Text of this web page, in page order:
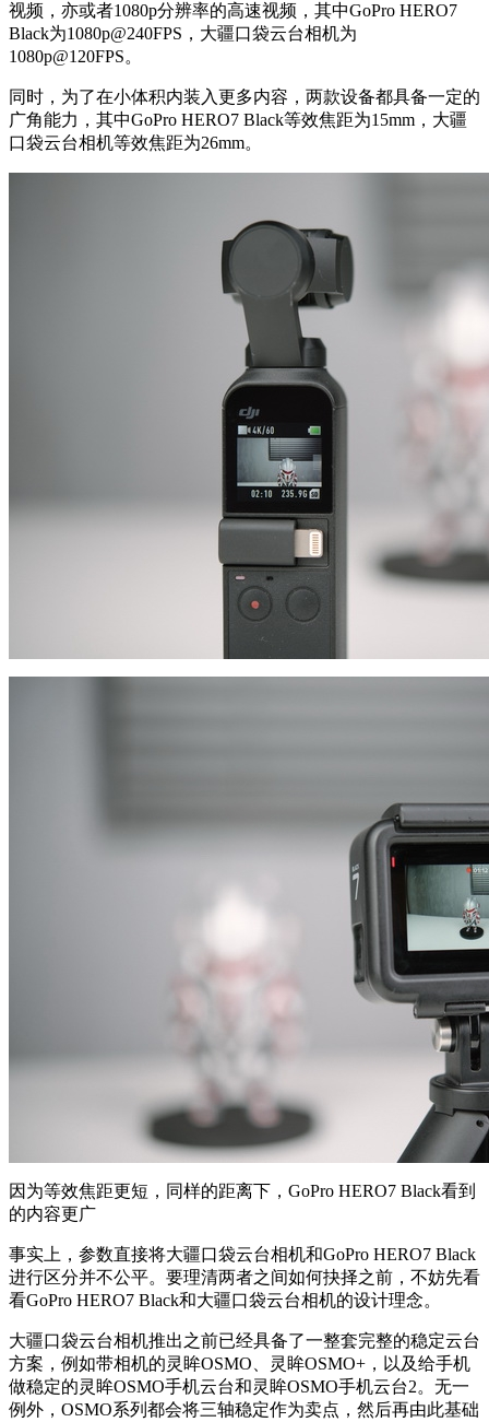
视频，亦或者1080p分辨率的高速视频，其中GoPro HERO7
Black为1080p@240FPS，大疆口袋云台相机为
1080p@120FPS。
同时，为了在小体积内装入更多内容，两款设备都具备一定的
广角能力，其中GoPro HERO7 Black等效焦距为15mm，大疆
口袋云台相机等效焦距为26mm。
因为等效焦距更短，同样的距离下，GoPro HERO7 Black看到
的内容更广
事实上，参数直接将大疆口袋云台相机和GoPro HERO7 Black
进行区分并不公平。要理清两者之间如何抉择之前，不妨先看
看GoPro HERO7 Black和大疆口袋云台相机的设计理念。
大疆口袋云台相机推出之前已经具备了一整套完整的稳定云台
方案，例如带相机的灵眸OSMO、灵眸OSMO+，以及给手机
做稳定的灵眸OSMO手机云台和灵眸OSMO手机云台2。无一
例外，OSMO系列都会将三轴稳定作为卖点，然后再由此基础